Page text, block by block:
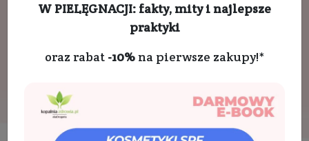
W PIELĘGNACJI: fakty, mity i najlepsze
praktyki
oraz rabat -10%na pierwsze zakupy!*